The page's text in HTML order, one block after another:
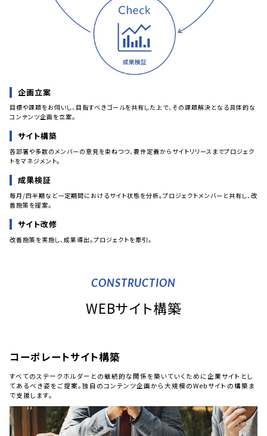
企画立案
目標や課題をお伺いし、目指すべきゴールを共有した上で、その課題解決となる具体的な
コンテンツ企画を立案。
サイト構築
各部署や多数のメンバーの意見を束ねつつ、要件定義からサイトリリースまでプロジェク
トをマネジメント。
成果検証
毎月/四半期など一定期間におけるサイト状態を分析。プロジェクトメンバーと共有し、改
善施策を提案。
サイト改修
改善施策を実施し、成果導出。プロジェクトを牽引。
CONSTRUCTION
WEBサイト構築
コーポレートサイト構築
すべてのステークホルダーとの継続的な関係を築いていくために企業サイトとし
てあるべき姿をご提案。独自のコンテンツ企画から大規模のWebサイトの構築ま
で支援します。